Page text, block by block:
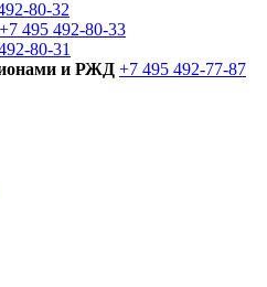
80-32
+7 495 492-80-33
80-31
и РЖД +7 495 492-77-87